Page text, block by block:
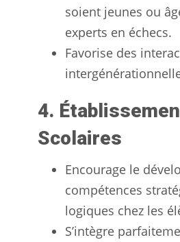
soient jeunes ou
experts en échecs.
Favorise des
4.
Scolaires
Encourage le
compétences
logiques chez les
S’intègre